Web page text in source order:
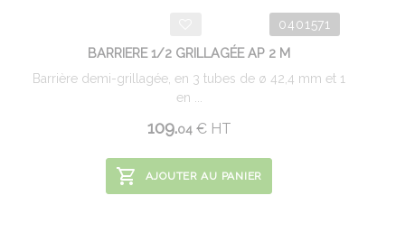
0401571
BARRIERE 1/2 GRILLAGÉE AP 2 M
Barrière demi-grillagée, en 3 tubes de ø 42,4 mm et 1
en ...
109.04 €HT
AJOUTER AU PANIER